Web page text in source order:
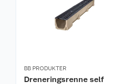
BB PRODUKTER
Dreneringsrenne self